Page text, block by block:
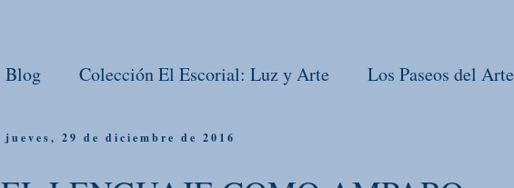
Blog Colección El Escorial: Luz y Arte Los Paseos del Arte
jueves, 29 de diciembre de 2016